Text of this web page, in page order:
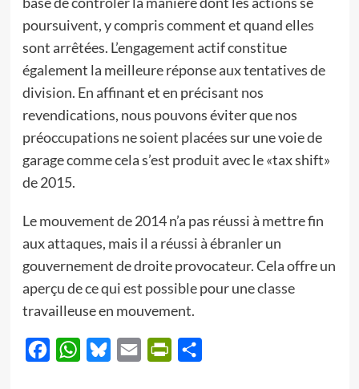
poursuivent, y compris comment et quand elles
sont arrêtées. L’engagement actif constitue
également la meilleure réponse aux tentatives de
division. En affinant et en précisant nos
revendications, nous pouvons éviter que nos
préoccupations ne soient placées sur une voie de
garage comme cela s’est produit avec le «tax shift»
de 2015.
Le mouvement de 2014 n’a pas réussi à mettre fin
aux attaques, mais il a réussi à ébranler un
gouvernement de droite provocateur. Cela offre un
aperçu de ce qui est possible pour une classe
travailleuse en mouvement.
FacebookWhatsApp
BlueskyEmail PrintFriendly